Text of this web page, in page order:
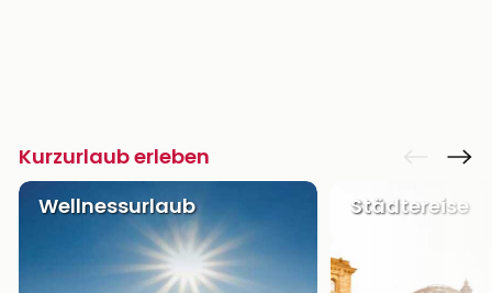
Kurzurlaub erleben
Wellnessurlaub
Städtereise